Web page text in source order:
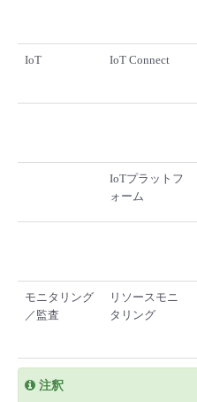
IoT IoT Connect
IoTプラットフ
ォーム
モニタリング
／監査
リソースモニ
タリング
注釈